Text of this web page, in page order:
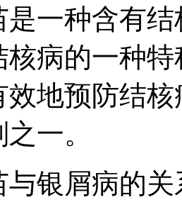
是一种含有
核病的一种
效地预防结
一。
与银屑病的关